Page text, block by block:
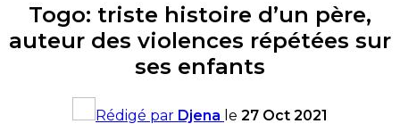
Togo: triste histoire d’un père,
auteur des violences répétées sur
ses enfants
Rédigé par Djena le 27 Oct 2021